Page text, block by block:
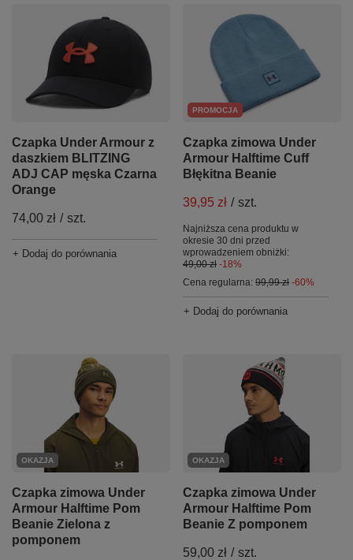
Czapka Under Armour z
daszkiem BLITZING
ADJ CAP męska Czarna
Orange
74,00 zł / szt.
+ Dodaj do porównania
PROMOCJA
Czapka zimowa Under
Armour Halftime Cuff
Błękitna Beanie
39,95 zł / szt.
Najniższa cena produktu w
okresie 30 dni przed
wprowadzeniem obniżki:
49,00 zł -18%
Cena regularna: 99,99 zł -60%
+ Dodaj do porównania
OKAZJA
Czapka zimowa Under
Armour Halftime Pom
Beanie Zielona z
pomponem
OKAZJA
Czapka zimowa Under
Armour Halftime Pom
Beanie Z pomponem
59,00 zł / szt.